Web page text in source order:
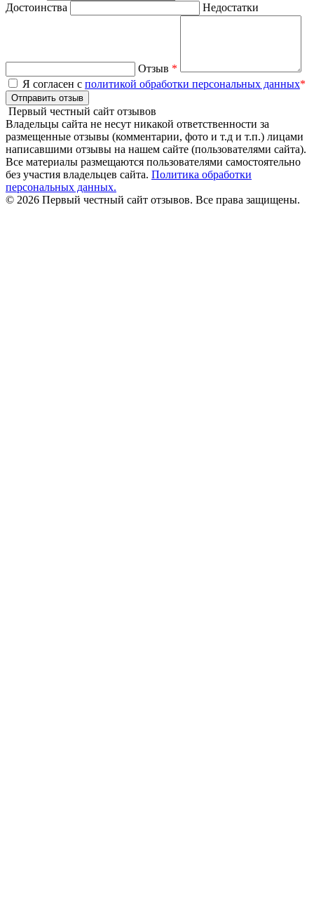
Достоинства
Недостатки
Отзыв *
Я согласен с политикой обработки персональных данных*
Отправить отзыв
Первый честный сайт отзывов
Владельцы сайта не несут никакой ответственности за
размещенные отзывы (комментарии, фото и т.д и т.п.) лицами
написавшими отзывы на нашем сайте (пользователями сайта).
Все материалы размещаются пользователями самостоятельно
без участия владельцев сайта. Политика обработки
персональных данных.
© 2026 Первый честный сайт отзывов. Все права защищены.